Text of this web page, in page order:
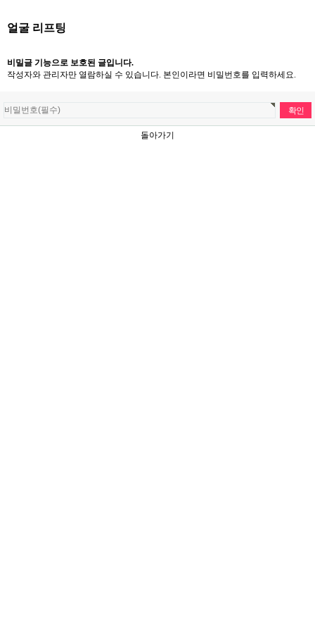
얼굴 리프팅
비밀글 기능으로 보호된 글입니다.
작성자와 관리자만 열람하실 수 있습니다. 본인이라면 비밀번호를 입력하세요.
돌아가기